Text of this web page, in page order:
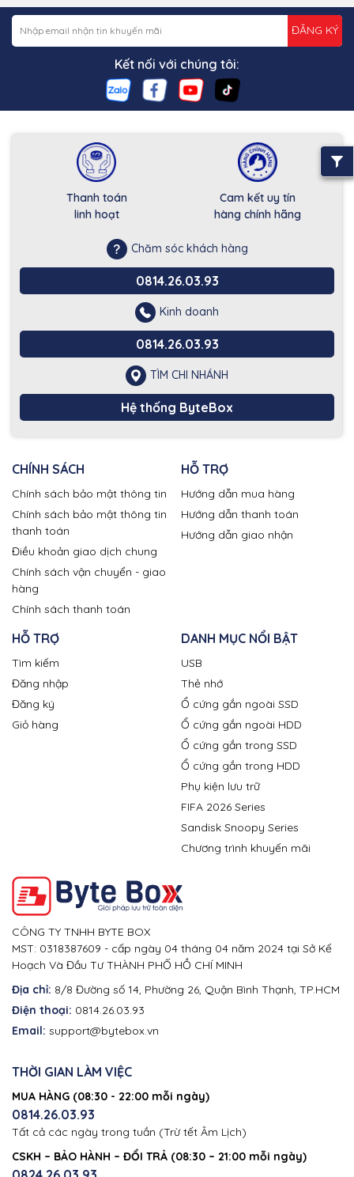
ĐĂNG KÝ
Kết nối với chúng tôi:
Thanh toán
linh hoạt
Cam kết uy tín
hàng chính hãng
Chăm sóc khách hàng
0814.26.03.93
Kinh doanh
0814.26.03.93
TÌM CHI NHÁNH
Hệ thống ByteBox
CHÍNH SÁCH
Chính sách bảo mật thông tin
Chính sách bảo mật thông tin
thanh toán
Điều khoản giao dịch chung
Chính sách vận chuyển - giao
hàng
Chính sách thanh toán
HỖ TRỢ
Hướng dẫn mua hàng
Hướng dẫn thanh toán
Hướng dẫn giao nhận
HỖ TRỢ
Tìm kiếm
Đăng nhập
Đăng ký
Giỏ hàng
DANH MỤC NỔI BẬT
USB
Thẻ nhớ
Ổ cứng gắn ngoài SSD
Ổ cứng gắn ngoài HDD
Ổ cứng gắn trong SSD
Ổ cứng gắn trong HDD
Phụ kiện lưu trữ
FIFA 2026 Series
Sandisk Snoopy Series
Chương trình khuyến mãi
CÔNG TY TNHH BYTE BOX
MST: 0318387609 - cấp ngày 04 tháng 04 năm 2024 tại Sở Kế
Hoạch Và Đầu Tư THÀNH PHỐ HỒ CHÍ MINH
Địa chỉ: 8/8 Đường số 14, Phường 26, Quận Bình Thạnh, TP.HCM
Điện thoại: 0814.26.03.93
Email: support@bytebox.vn
THỜI GIAN LÀM VIỆC
MUA HÀNG (08:30 - 22:00 mỗi ngày)
0814.26.03.93
Tất cả các ngày trong tuần (Trừ tết Âm Lịch)
CSKH – BẢO HÀNH – ĐỔI TRẢ (08:30 – 21:00 mỗi ngày)